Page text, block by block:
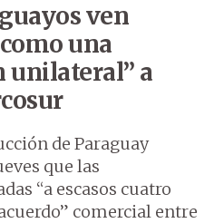
ven
una
unilateral” a
de Paraguay
que las
“a escasos cuatro
comercial entre